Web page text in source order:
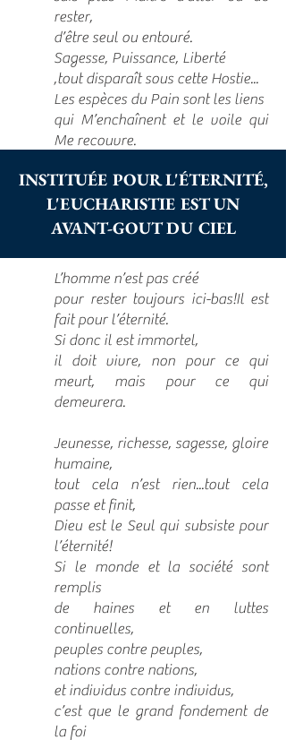
rester,
d’être seul ou entouré.
Sagesse, Puissance, Liberté
,tout disparaît sous cette Hostie...
Les espèces du Pain sont les liens
qui M’enchaînent et le voile qui
Me recouvre.
INSTITUÉE POUR L'ÉTERNITÉ,
L'EUCHARISTIE EST UN
AVANT-GOUT DU CIEL
L’homme n’est pas créé
pour rester toujours ici-bas!Il est
fait pour l’éternité.
Si donc il est immortel,
il doit vivre, non pour ce qui
meurt, mais pour ce qui
demeurera.
Jeunesse, richesse, sagesse, gloire
humaine,
tout cela n’est rien...tout cela
passe et finit,
Dieu est le Seul qui subsiste pour
l’éternité!
Si le monde et la société sont
remplis
de haines et en luttes
continuelles,
peuples contre peuples,
nations contre nations,
et individus contre individus,
c’est que le grand fondement de
la foi